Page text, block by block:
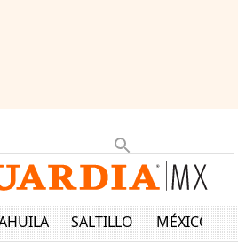
SALTILLO MÉXICO